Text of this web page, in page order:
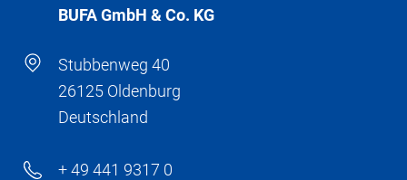
BÜFA GmbH & Co. KG
Stubbenweg 40
26125 Oldenburg
Deutschland
+ 49 441 9317 0